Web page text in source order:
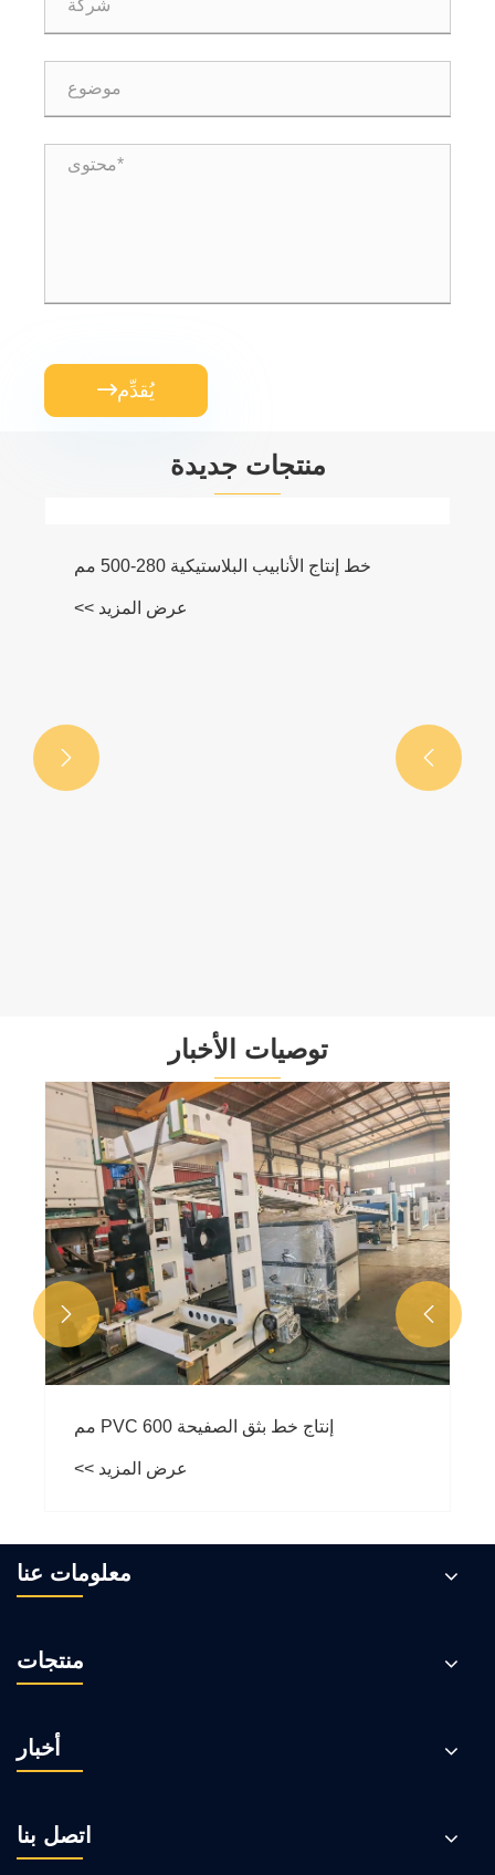
يُقدِّم
منتجات جديدة
توصيات الأخبار
إنتاج خط بثق الصفيحة PVC 600 مم
عرض المزيد >>

معلومات عنا
منتجات
أخبار
اتصل بنا